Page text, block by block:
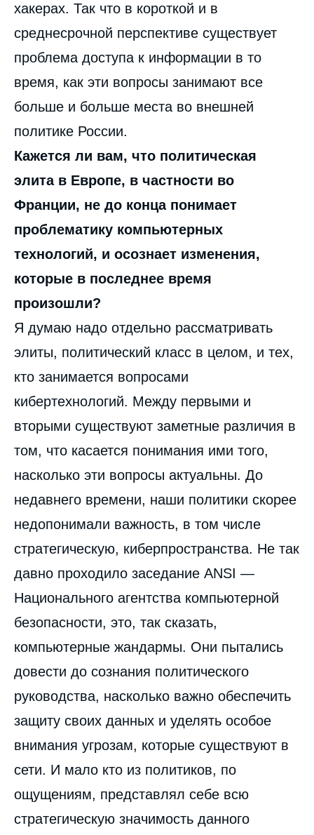
хакерах. Так что в короткой и в
среднесрочной перспективе существует
проблема доступа к информации в то
время, как эти вопросы занимают все
больше и больше места во внешней
политике России.
Кажется ли вам, что политическая
элита в Европе, в частности во
Франции, не до конца понимает
проблематику компьютерных
технологий, и осознает изменения,
которые в последнее время
произошли?
Я думаю надо отдельно рассматривать
элиты, политический класс в целом, и тех,
кто занимается вопросами
кибертехнологий. Между первыми и
вторыми существуют заметные различия в
том, что касается понимания ими того,
насколько эти вопросы актуальны. До
недавнего времени, наши политики скорее
недопонимали важность, в том числе
стратегическую, киберпространства. Не так
давно проходило заседание ANSI —
Национального агентства компьютерной
безопасности, это, так сказать,
компьютерные жандармы. Они пытались
довести до сознания политического
руководства, насколько важно обеспечить
защиту своих данных и уделять особое
внимания угрозам, которые существуют в
сети. И мало кто из политиков, по
ощущениям, представлял себе всю
стратегическую значимость данного